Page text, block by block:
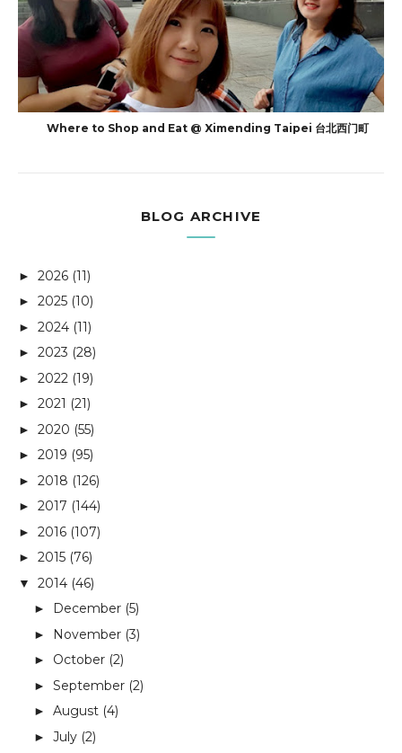
Where to Shop and Eat @ Ximending Taipei 台北西门町
BLOG ARCHIVE
► 2026 (11)
► 2025 (10)
► 2024 (11)
► 2023 (28)
► 2022 (19)
► 2021 (21)
► 2020 (55)
► 2019 (95)
► 2018 (126)
► 2017 (144)
► 2016 (107)
► 2015 (76)
▼ 2014 (46)
► December (5)
► November (3)
► October (2)
► September (2)
► August (4)
► July (2)